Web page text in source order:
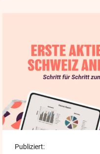
Publiziert: